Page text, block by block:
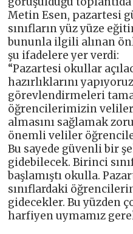
Metin Esen, pazartesi
sınıfların yüz yüze
bununla ilgili alınan
şu ifadelere yer verdi:
“Pazartesi okullar
hazırlıklarını
görevlendirmeleri
öğrencilerimizin
almasını sağlamak
önemli veliler
Bu sayede güvenli bir
gidebilecek. Birinci
başlamıştı okulla.
sınıflardaki
gidecekler. Bu yüzden
harfiyen uymamız